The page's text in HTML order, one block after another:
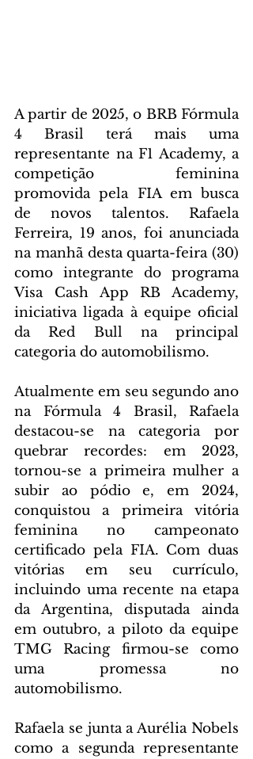
A partir de 2025, o BRB Fórmula
4 Brasil terá mais uma
representante na F1 Academy, a
competição feminina
promovida pela FIA em busca
de novos talentos. Rafaela
Ferreira, 19 anos, foi anunciada
na manhã desta quarta-feira (30)
como integrante do programa
Visa Cash App RB Academy,
iniciativa ligada à equipe oficial
da Red Bull na principal
categoria do automobilismo.
Atualmente em seu segundo ano
na Fórmula 4 Brasil, Rafaela
destacou-se na categoria por
quebrar recordes: em 2023,
tornou-se a primeira mulher a
subir ao pódio e, em 2024,
conquistou a primeira vitória
feminina no campeonato
certificado pela FIA. Com duas
vitórias em seu currículo,
incluindo uma recente na etapa
da Argentina, disputada ainda
em outubro, a piloto da equipe
TMG Racing firmou-se como
uma promessa no
automobilismo.
Rafaela se junta a Aurélia Nobels
como a segunda representante